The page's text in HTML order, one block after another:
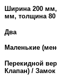
Ширина 200
мм, толщина
Два
Маленькие
Перекидной
Клапан) / Замок